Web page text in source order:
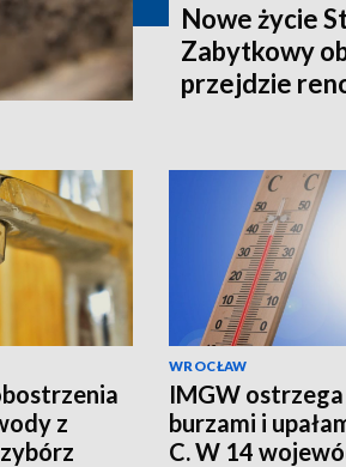
Nowe życie
Zabytkowy
przejdzie
z
WROCŁAW
IMGW
burzami i
C. W 14